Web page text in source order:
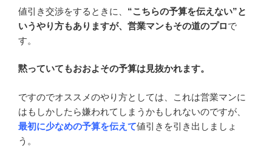
値引き交渉をするときに、 “こちらの予算を伝えない”と
いうやり方もありますが、営業マンもその道のプロで
す。
黙っていてもおおよその予算は見抜かれます。
ですのでオススメのやり方としては、これは営業マンに
はもしかしたら嫌われてしまうかもしれないのですが、
最初に少なめの予算を伝えて値引きを引き出しましょ
う。